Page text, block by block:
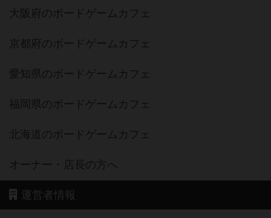
大阪府のボードゲームカフェ
京都府のボードゲームカフェ
愛知県のボードゲームカフェ
福岡県のボードゲームカフェ
北海道のボードゲームカフェ
オーナー・店長の方へ
運営者情報